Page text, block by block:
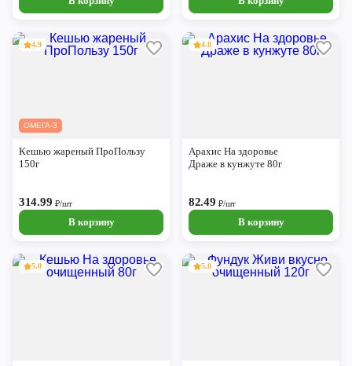
ОМЕГА-3
4.9
Кешью жареный ПроПользу
150г
314.99 ₽/шт
В корзину
4.8
Арахис На здоровье
Драже в кунжуте 80г
82.49₽/шт
В корзину
5.0 5.0